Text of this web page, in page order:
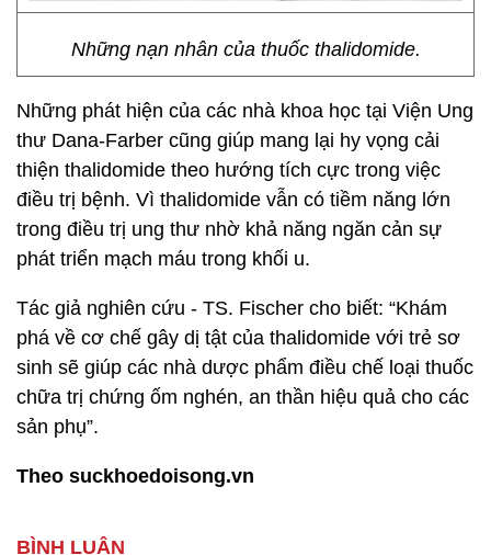
Những nạn nhân của thuốc thalidomide.
Những phát hiện của các nhà khoa học tại Viện Ung
thư Dana-Farber cũng giúp mang lại hy vọng cải
thiện thalidomide theo hướng tích cực trong việc
điều trị bệnh. Vì thalidomide vẫn có tiềm năng lớn
trong điều trị ung thư nhờ khả năng ngăn cản sự
phát triển mạch máu trong khối u.
Tác giả nghiên cứu - TS. Fischer cho biết: “Khám
phá về cơ chế gây dị tật của thalidomide với trẻ sơ
sinh sẽ giúp các nhà dược phẩm điều chế loại thuốc
chữa trị chứng ốm nghén, an thần hiệu quả cho các
sản phụ”.
Theo suckhoedoisong.vn